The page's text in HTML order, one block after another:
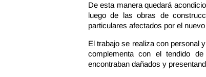
De esta manera quedará
luego de las obras de
particulares afectados por el
El trabajo se realiza con personal
complementa con el tendido
encontraban dañados y